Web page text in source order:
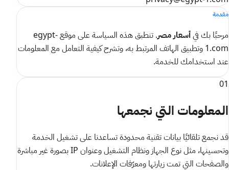
مقدمة
مرحبًا بك فيأسعار مصر. تنطبق هذه السياسة على موقعegypt-
1.com وتطبيق الهاتف المرتبط به، وتشرح كيفية التعامل مع المعلومات
عند استخدامك للخدمة.
01
المعلومات التي نجمعها
قد نجمع تلقائيًا بيانات تقنية محدودة تساعدنا على تشغيل الخدمة
وتحسينها، مثل نوع الجهاز ونظام التشغيل وعنوان IP بصورة غير مباشرة
والصفحات التي تمت زيارتها ومعرّفات الإعلانات.